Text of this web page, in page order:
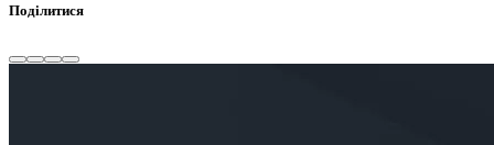
Поділитися